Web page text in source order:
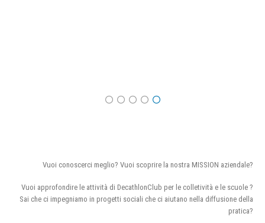
Vuoi conoscerci meglio? Vuoi scoprire la nostra MISSION aziendale?
Vuoi approfondire le attività di DecathlonClub per le colletività e le scuole ?
Sai che ci impegniamo in progetti sociali che ci aiutano nella diffusione della
pratica?